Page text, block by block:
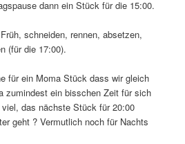
dann ein Stück für die 15:00.
schneiden, rennen, absetzen,
(für die 17:00).
für ein Moma Stück dass wir gleich
zumindest ein bisschen Zeit für sich
das nächste Stück für 20:00
geht ? Vermutlich noch für Nachts